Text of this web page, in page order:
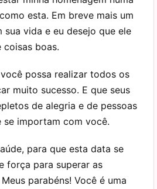
esta. Em breve mais um
vida e eu desejo que ele
coisas boas.
possa realizar todos os
muito sucesso. E que seus
de alegria e de pessoas
se importam com você.
para que esta data se
força para superar as
parabéns! Você é uma